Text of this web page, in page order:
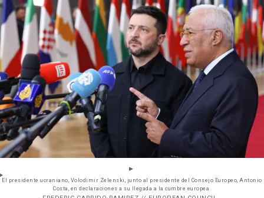
El presidente ucraniano, Volodimir Zelenski, junto al presidente del Consejo Europeo, Antonio
Costa, en declaraciones a su llegada a la cumbre europea.